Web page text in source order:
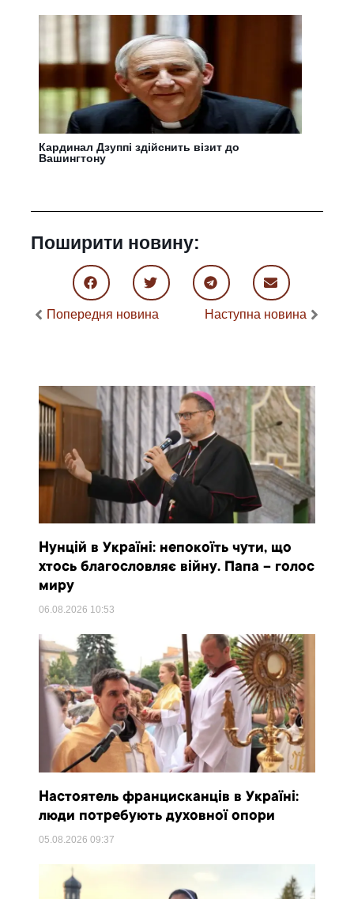
Кардинал Дзуппі здійснить візит до
Вашингтону
Поширити новину:
Попередня новина Наступна новина
Нунцій в Україні: непокоїть чути, що
хтось благословляє війну. Папа – голос
миру
06.08.2026 10:53
Настоятель францисканців в Україні:
люди потребують духовної опори
05.08.202609:37